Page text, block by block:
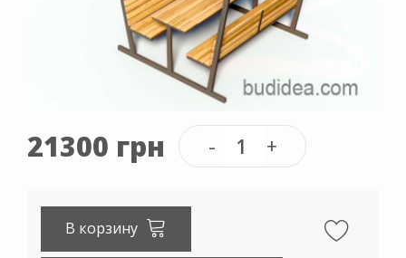
21300 грн
В корзину